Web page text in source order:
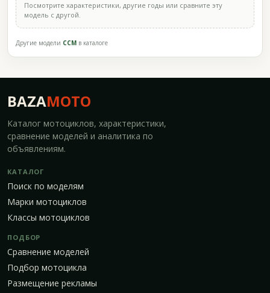
Посмотрите характеристики, другие годы или сравните эту
модель с другой.
Другие модели CCM в каталоге
BAZAMOTO
Каталог мотоциклов, характеристики,
сравнение моделей и аналитика по
объявлениям.
КАТАЛОГ
Поиск по моделям
Марки мотоциклов
Классы мотоциклов
ПОДБОР
Сравнение моделей
Подбор мотоцикла
Размещение рекламы